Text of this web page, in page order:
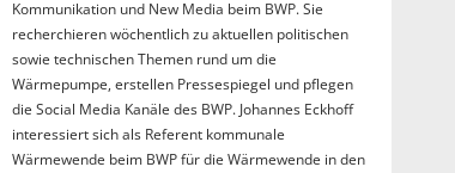
Kommunikation und New Media beim BWP. Sie
recherchieren wöchentlich zu aktuellen politischen
sowie technischen Themen rund um die
Wärmepumpe, erstellen Pressespiegel und pflegen
die Social Media Kanäle des BWP. Johannes Eckhoff
interessiert sich als Referent kommunale
Wärmewende beim BWP für die Wärmewende in den